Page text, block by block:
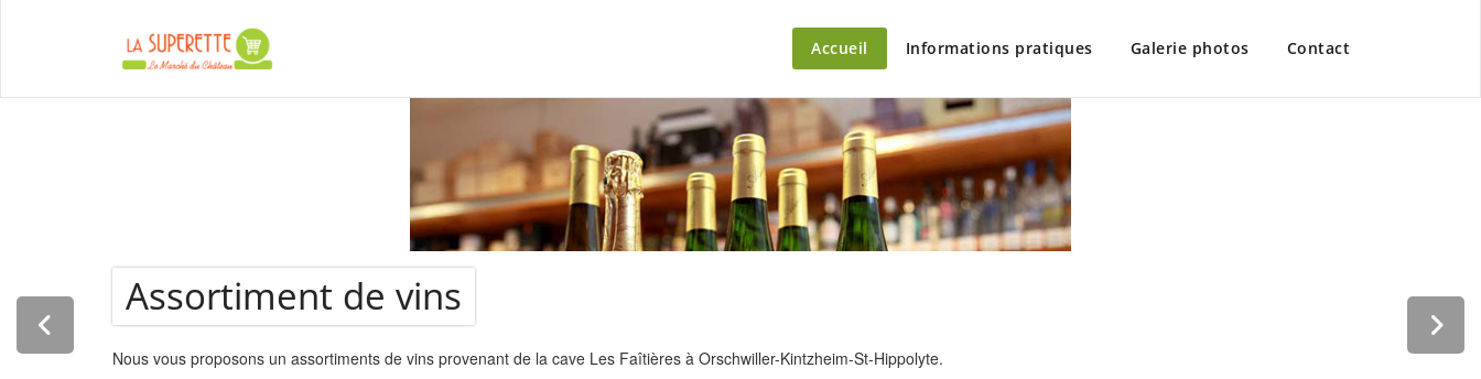
La Superette – le marché du château
Accueil Informations pratiques Galerie photos Contact
Assortiment de vins
Nous vous proposons un assortiments de vins provenant de la cave Les Faîtières à Orschwiller-Kintzheim-St-Hippolyte.